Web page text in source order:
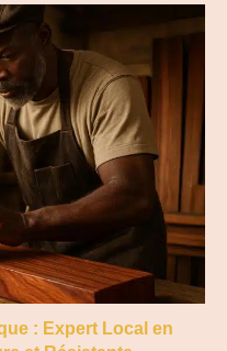
: Expert Local en